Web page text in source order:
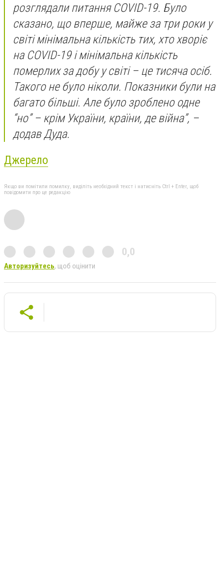
розглядали питання COVID-19. Було
сказано, що вперше, майже за три роки у
світі мінімальна кількість тих, хто хворіє
на COVID-19 і мінімальна кількість
померлих за добу у світі – це тисяча осіб.
Такого не було ніколи. Показники були на
багато більші. Але було зроблено одне
“но” – крім України, країни, де війна”, –
додав Дуда.
Джерело
Якщо ви помітили помилку, виділіть необхідний текст і натисніть Ctrl + Enter, щоб
повідомити про це редакцію
0,0
Авторизуйтесь, щоб оцінити